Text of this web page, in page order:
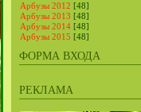
Арбузы 2012 [48]
Арбузы 2013 [48]
Арбузы 2014 [48]
Арбузы 2015 [48]
ФОРМА ВХОДА
РЕКЛАМА